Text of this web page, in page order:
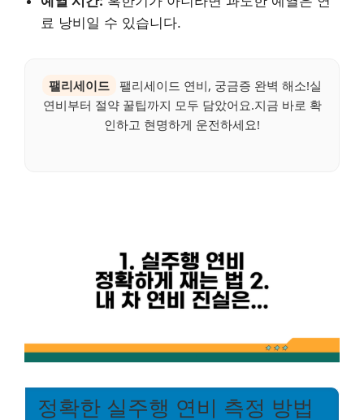
료 낭비일 수 있습니다.
팰리세이드 팰리세이드 연비, 궁금증 완벽 해소!실
연비부터 절약 꿀팁까지 모두 담았어요.지금 바로 확
인하고 현명하게 운전하세요!
정확한 실주행 연비 측정 방법